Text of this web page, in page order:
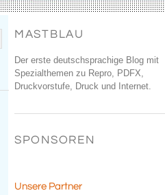
MASTBLAU
Der erste deutschsprachige Blog mit
Spezialthemen zu Repro, PDFX,
Druckvorstufe, Druck und Internet.
SPONSOREN
Unsere Partner